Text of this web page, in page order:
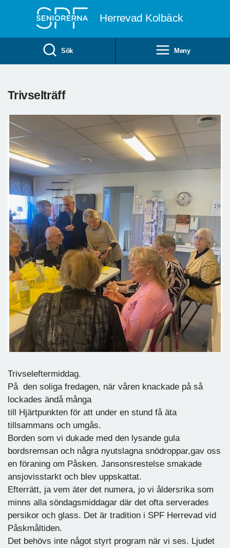
Herrevad Kolbäck
Sök Meny
Trivselträff
Trivseleftermiddag.
På den soliga fredagen, när våren knackade på så
lockades ändå många
till Hjärtpunkten för att under en stund få äta
tillsammans och umgås.
Borden som vi dukade med den lysande gula
bordsremsan och några nyutslagna snödroppar,gav oss
en föraning om Påsken. Jansonsrestelse smakade
ansjovisstarkt och blev uppskattat.
Efterrätt, ja vem äter det numera, jo vi åldersrika som
minns alla söndagsmiddagar där det ofta serverades
persikor och glass. Det är tradition i SPF Herrevad vid
Påskmåltiden.
Det behövs inte något styrt program när vi ses. Ljudet